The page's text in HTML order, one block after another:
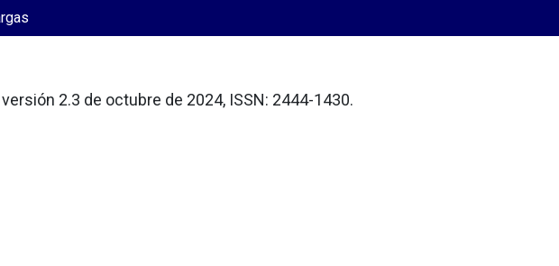
versión 2.3 de octubre de 2024, ISSN: 2444-1430.